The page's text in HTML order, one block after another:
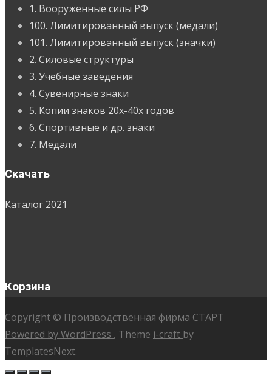
1. Вооруженные силы РФ
100. Лимитированный выпуск (медали)
101. Лимитированный выпуск (значки)
2. Силовые структуры
3. Учебные заведения
4. Сувенирные знаки
5. Копии знаков 20х-40х годов
6. Спортивные и др. знаки
7. Медали
Скачать
Каталог 2021
Корзина
Copyright © Производственная фирма СТАРТ
Powered by WordPress , Theme i-craft by
TemplatesNext.